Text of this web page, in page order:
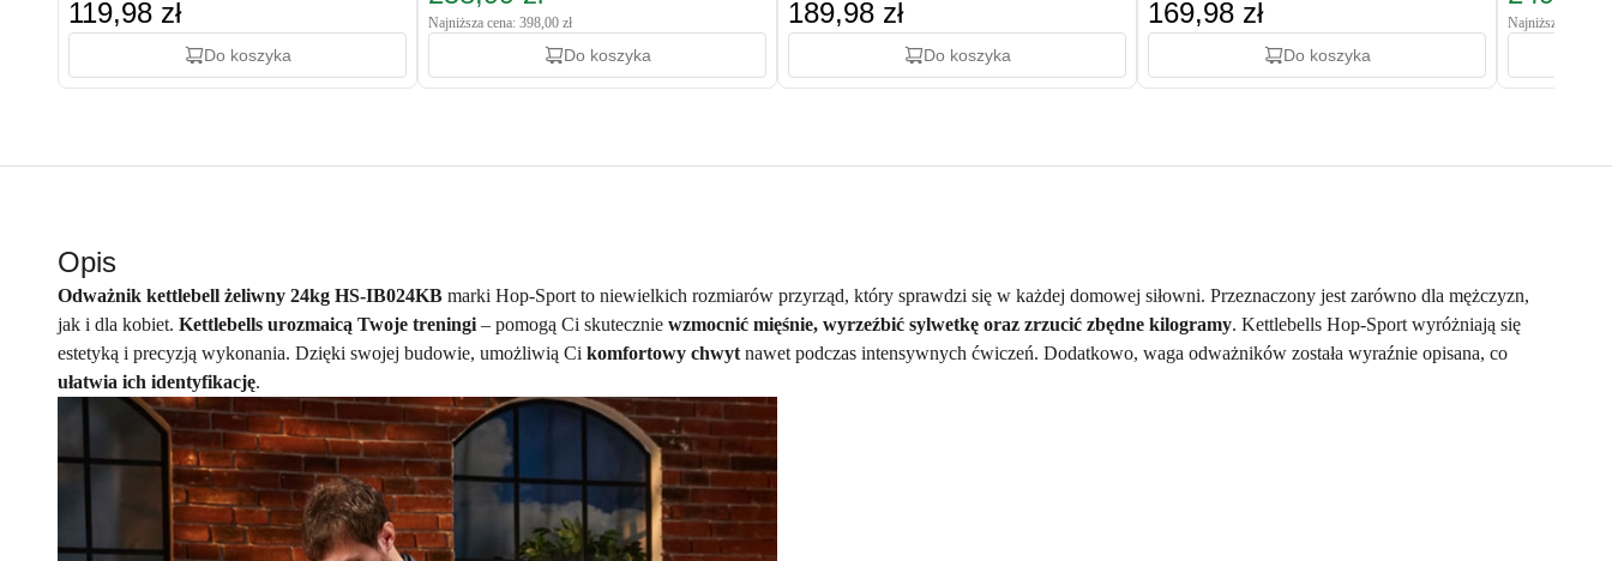
119,98 zł
Do koszyka
Najniższa cena: 398,00 zł
Do koszyka
189,98 zł
Do koszyka
169,98 zł
Do koszyka
Najniższa cena:
Opis
Odważnik kettlebell żeliwny 24kg HS-IB024KB marki Hop-Sport to niewielkich rozmiarów przyrząd, który sprawdzi się w każdej domowej siłowni. Przeznaczony jest zarówno dla mężczyzn,
jak i dla kobiet. Kettlebells urozmaicą Twoje treningi – pomogą Ci skutecznie wzmocnić mięśnie, wyrzeźbić sylwetkę oraz zrzucić zbędne kilogramy. Kettlebells Hop-Sport wyróżniają się
estetyką i precyzją wykonania. Dzięki swojej budowie, umożliwią Ci komfortowy chwyt nawet podczas intensywnych ćwiczeń. Dodatkowo, waga odważników została wyraźnie opisana, co
ułatwia ich identyfikację.